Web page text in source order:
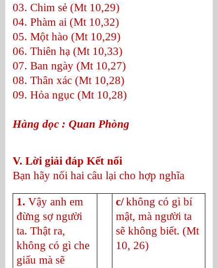
03. Chim sẻ (Mt 10,29)
04. Phàm ai (Mt 10,32)
05. Một hào (Mt 10,29)
06. Thiên hạ (Mt 10,33)
07. Ban ngày (Mt 10,27)
08. Thân xác (Mt 10,28)
09. Hỏa ngục (Mt 10,28)
Hàng dọc : Quan Phòng
V. Lời giải đáp Kết nối
Bạn hãy nối hai câu lại cho hợp nghĩa
1. Vậy anh em
đừng sợ người
ta. Thật ra,
không có gì che
giấu mà sẽ
c/ không có gì bí
mật, mà người ta
sẽ không biết. (Mt
10, 26)